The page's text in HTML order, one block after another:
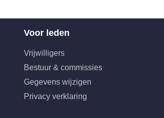
Voor leden
Vrijwilligers
Bestuur & commissies
Gegevens wijzigen
Privacy verklaring